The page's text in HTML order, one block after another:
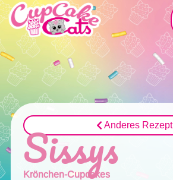
Anderes Rezept
Sissys
Krönchen-Cupcakes